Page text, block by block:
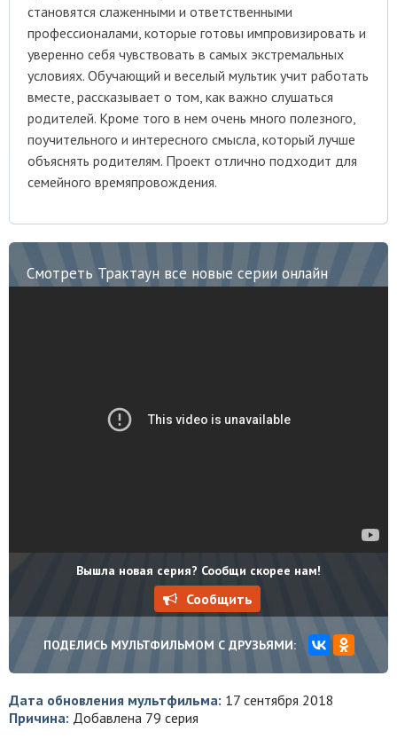
становятся слаженными и ответственными
профессионалами, которые готовы импровизировать и
уверенно себя чувствовать в самых экстремальных
условиях. Обучающий и веселый мультик учит работать
вместе, рассказывает о том, как важно слушаться
родителей. Кроме того в нем очень много полезного,
поучительного и интересного смысла, который лучше
объяснять родителям. Проект отлично подходит для
семейного времяпровождения.
Смотреть Трактаун все новые серии онлайн
Вышла новая серия? Сообщи скорее нам!
Сообщить
ПОДЕЛИСЬ МУЛЬТФИЛЬМОМ С ДРУЗЬЯМИ:
Дата обновления мультфильма: 17 сентября 2018
Причина: Добавлена 79 серия